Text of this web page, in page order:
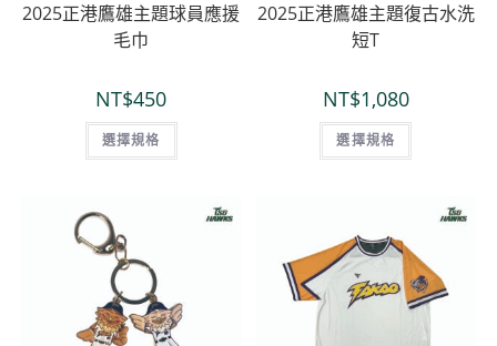
2025正港鷹雄主題球員應援
毛巾
NT$450
選擇規格
2025正港鷹雄主題復古水洗
短T
NT$1,080
選擇規格